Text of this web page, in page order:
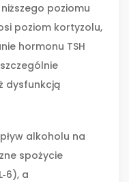
poziomu
poziom kortyzolu,
hormonu TSH
dysfunkcją
alkoholu na
spożycie
a